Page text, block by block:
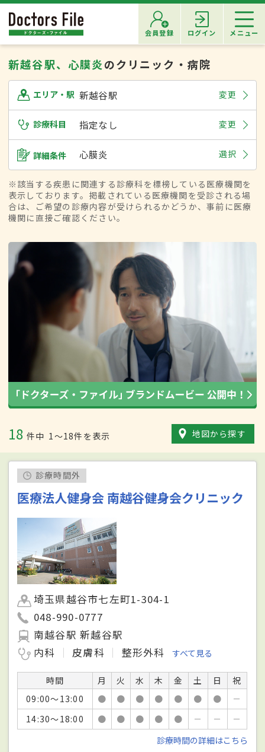
会員登録 ログイン メニュー
新越谷駅、心膜炎のクリニック・病院
エリア・駅 新越谷駅 変更
診療科目 指定なし 変更
詳細条件 心膜炎 選択
※該当する疾患に関連する診療科を標榜している医療機関を
表示しております。掲載されている医療機関を受診される場
合は、ご希望の診療内容が受けられるかどうか、事前に医療
機関に直接ご確認ください。
18 件中 1〜18件を表示 地図から探す
診療時間外
医療法人健身会 南越谷健身会クリニック
埼玉県越谷市七左町1-304-1
048-990-0777
南越谷駅 新越谷駅
内科
皮膚科 整形外科 すべて見る
時間 月 火 水 木 金 土 日
祝
09:00～13:00
● ● ● ● ● ● ●
－
14:30～18:00
● ● ● ● ● － －
－
診療時間の詳細はこちら